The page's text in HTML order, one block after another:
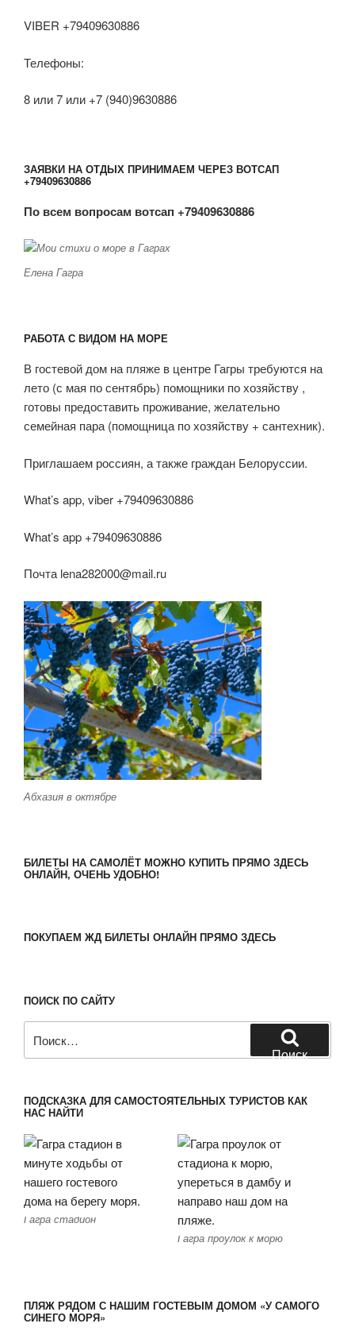
VIBER +79409630886
Телефоны:
8 или 7 или +7 (940)9630886
ЗАЯВКИ НА ОТДЫХ ПРИНИМАЕМ ЧЕРЕЗ ВОТСАП
+79409630886
По всем вопросам вотсап +79409630886
Елена Гагра
РАБОТА С ВИДОМ НА МОРЕ
В гостевой дом на пляже в центре Гагры требуются на
лето (с мая по сентябрь) помощники по хозяйству ,
готовы предоставить проживание, желательно
семейная пара (помощница по хозяйству + сантехник).
Приглашаем россиян, а также граждан Белоруссии.
What’s app, viber +79409630886
What’s app +79409630886
Почта lena282000@mail.ru
Абхазия в октябре
БИЛЕТЫ НА САМОЛЁТ МОЖНО КУПИТЬ ПРЯМО ЗДЕСЬ
ОНЛАЙН, ОЧЕНЬ УДОБНО!
ПОКУПАЕМ ЖД БИЛЕТЫ ОНЛАЙН ПРЯМО ЗДЕСЬ
ПОИСК ПО САЙТУ
Поиск
ПОДСКАЗКА ДЛЯ САМОСТОЯТЕЛЬНЫХ ТУРИСТОВ КАК
НАС НАЙТИ
Гагра стадион
Гагра проулок к морю
ПЛЯЖ РЯДОМ С НАШИМ ГОСТЕВЫМ ДОМОМ «У САМОГО
СИНЕГО МОРЯ»